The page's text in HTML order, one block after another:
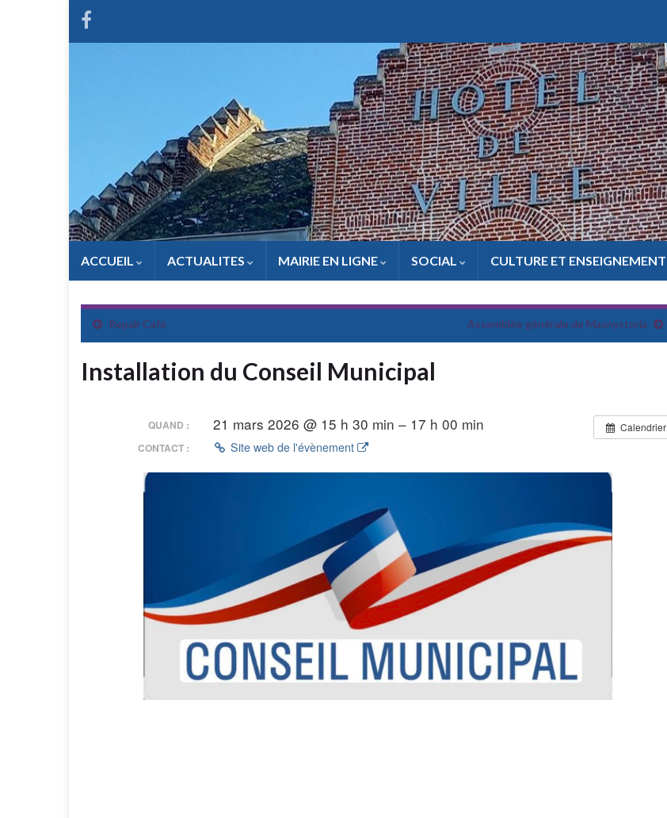
ACCUEIL ACTUALITES MAIRIE EN LIGNE SOCIAL CULTURE ET ENSEIGNEMENT
Repair Café Assemblée générale de Masnystoria
Installation du Conseil Municipal
Calendrier
QUAND : 21 mars 2026 @ 15 h 30 min – 17 h 00 min
CONTACT : Site web de l'évènement